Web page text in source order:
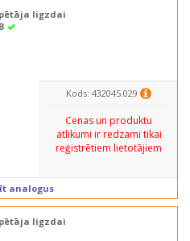
ligzdai
Kods: 432045.029
Cenas un produktu
atlikumi ir redzami tikai
reģistrētiem lietotājiem
analogus
ligzdai